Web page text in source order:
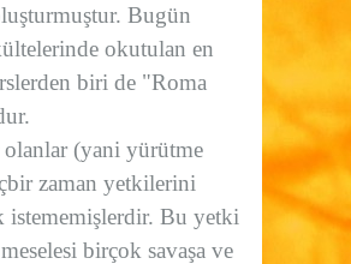
Bugün
okutulan en
biri de "Roma
(yani yürütme
zaman yetkilerini
istememişlerdir. Bu yetki
meselesi birçok savaşa ve